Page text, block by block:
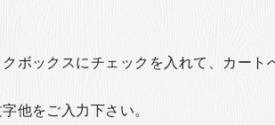
ボックスにチェックを入れて、カート
他をご入力下さい。